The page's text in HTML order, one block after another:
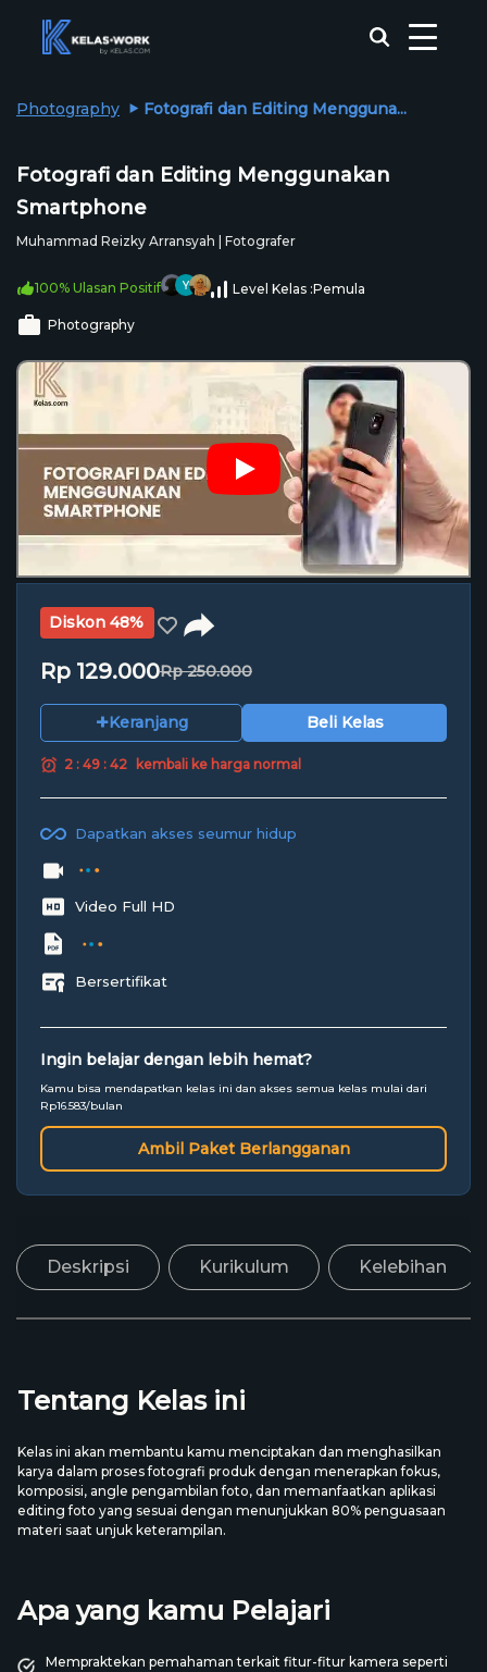
Photography Fotografi dan Editing Mengguna...
Fotografi dan Editing Menggunakan
Smartphone
Muhammad Reizky Arransyah | Fotografer
100% Ulasan Positif Level Kelas :Pemula
Photography
Diskon 48%
Rp 129.000Rp 250.000
+Keranjang Beli Kelas
2 : 49 : 41 kembali ke harga normal
Dapatkan akses seumur hidup
Video Full HD
Bersertifikat
Ingin belajar dengan lebih hemat?
Kamu bisa mendapatkan kelas ini dan akses semua kelas mulai dari
Rp16.583/bulan
Ambil Paket Berlangganan
Deskripsi Kurikulum Kelebihan
Tentang Kelas ini
Kelas ini akan membantu kamu menciptakan dan menghasilkan
karya dalam proses fotografi produk dengan menerapkan fokus,
komposisi, angle pengambilan foto, dan memanfaatkan aplikasi
editing foto yang sesuai dengan menunjukkan 80% penguasaan
materi saat unjuk keterampilan.
Apa yang kamu Pelajari
Mempraktekan pemahaman terkait fitur-fitur kamera seperti